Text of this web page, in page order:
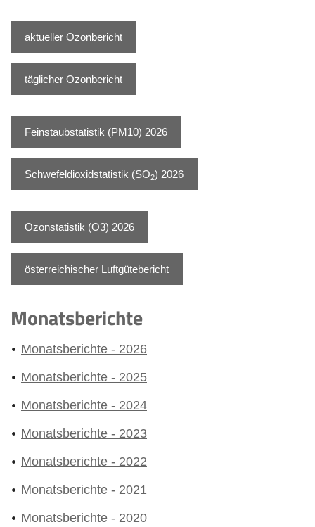
Monatsberichte 2021
Monatsberichte 2020
Monatsberichte 2019
aktueller Ozonbericht
täglicher Ozonbericht
Feinstaubstatistik (PM10) 2026
Schwefeldioxidstatistik (SO2) 2026
Ozonstatistik (O3) 2026
österreichischer Luftgütebericht
Monatsberichte
Monatsberichte - 2026
Monatsberichte - 2025
Monatsberichte - 2024
Monatsberichte - 2023
Monatsberichte - 2022
Monatsberichte - 2021
Monatsberichte - 2020